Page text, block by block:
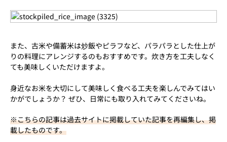
また、古米や備蓄米は炒飯やピラフなど、パラパラとした仕上が
りの料理にアレンジするのもおすすめです。炊き方を工夫しなく
ても美味しくいただけますよ。
身近なお米を大切にして美味しく食べる工夫を楽しんでみてはい
かがでしょうか？ ぜひ、日常にも取り入れてみてくださいね。
※こちらの記事は過去サイトに掲載していた記事を再編集し、掲
載したものです。